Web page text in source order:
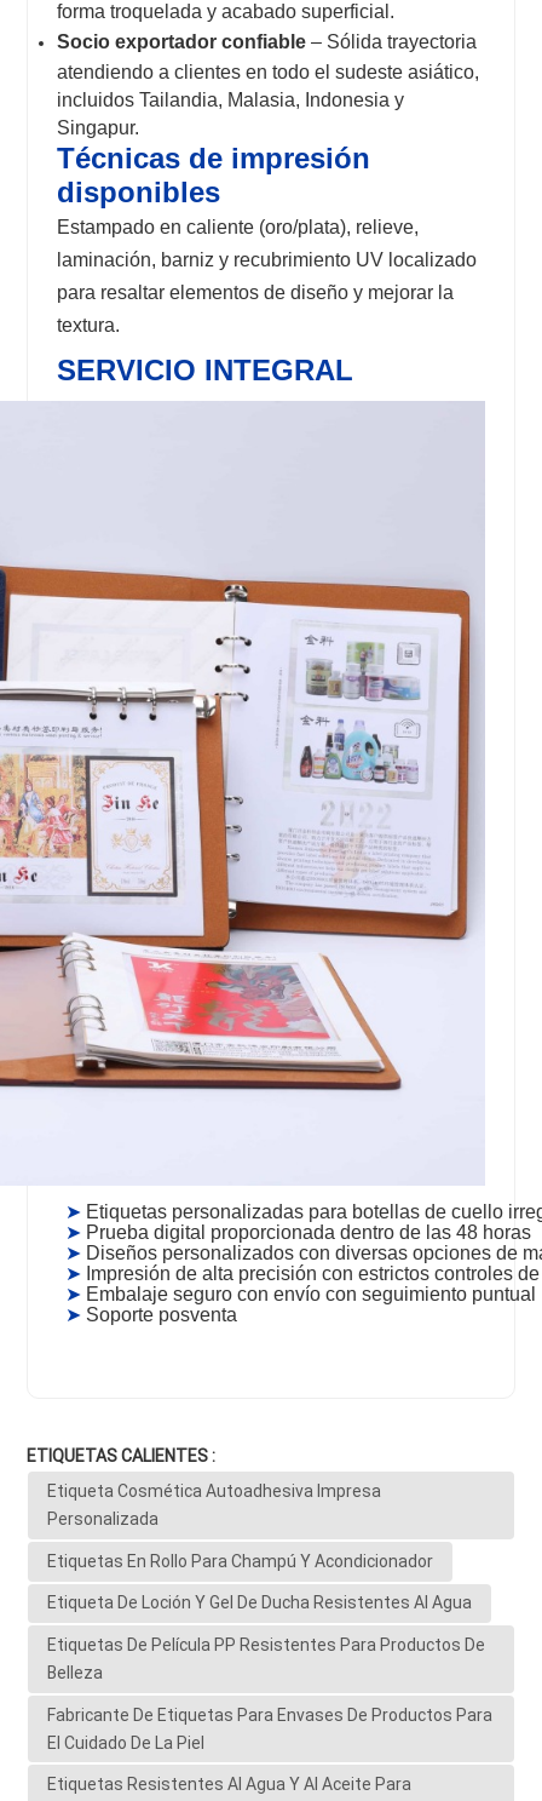
forma troquelada y acabado superficial.
Socio exportador confiable – Sólida trayectoria
atendiendo a clientes en todo el sudeste asiático,
incluidos Tailandia, Malasia, Indonesia y
Singapur.
Técnicas de impresión
disponibles
Estampado en caliente (oro/plata), relieve,
laminación, barniz y recubrimiento UV localizado
para resaltar elementos de diseño y mejorar la
textura.
SERVICIO INTEGRAL
➤ Etiquetas personalizadas para botellas de cuello
➤ Prueba digital proporcionada dentro de las 48 horas
➤ Diseños personalizados con diversas opciones de
➤ Impresión de alta precisión con estrictos controles
➤ Embalaje seguro con envío con seguimiento puntual
➤ Soporte posventa
ETIQUETAS CALIENTES :
Etiqueta Cosmética Autoadhesiva Impresa
Personalizada
Etiquetas En Rollo Para Champú Y Acondicionador
Etiqueta De Loción Y Gel De Ducha Resistentes Al Agua
Etiquetas De Película PP Resistentes Para Productos De
Belleza
Fabricante De Etiquetas Para Envases De Productos Para
El Cuidado De La Piel
Etiquetas Resistentes Al Agua Y Al Aceite Para